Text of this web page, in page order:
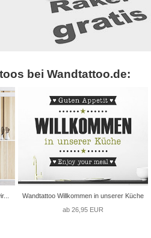
bei Wandtattoo.de:
Wandtattoo Willkommen in unserer Küche
ab 26,95 EUR